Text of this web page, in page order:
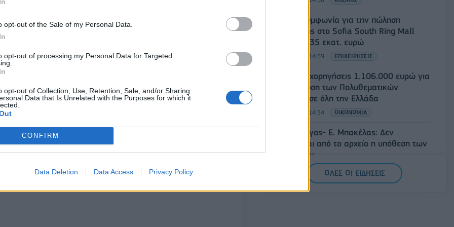
opt-out of the Sale of my Personal Data.
opt-out of processing my Personal Data for Targeted
opt-out of Collection, Use, Retention, Sale, and/or Sharing
Data that Is Unrelated with the Purposes for which it
CONFIRM
Data Deletion Data Access Privacy Policy
Αιγαίου, ο
της nrg να επεκτείνει και να
~97kW και εκπληκτική εμβέλεια έως και 500 km.
ταυτόχρονη φόρτιση τριών οχημάτων, με
τόσο αερόψυκτων όσο και υδρόψυκτων
cables στους επόμενους ταχυφορτιστές
στην αυξανόμενη ζήτηση στο μέλλον.
Fourlis: Συμφωνία για την πώληση
συμμετοχής στο Sofia South Ring Mall
έναντι 49,35 εκατ. ευρώ
07/08/2026 - 14:39 ΕΠΙΧΕΙΡΗΣΕΙΣ
ΥΠΠΟ: Επιχορηγήσεις 1.106.000 ευρώ για
την ενίσχυση των Πολυθεματικών
Φεστιβάλ σε όλη την Ελλάδα
07/08/2026 - 14:34 ΟΙΚΟΝΟΜΙΑ
Άρειος Πάγος- Ε. Μπακέλας: Δεν
ανασύρεται από το αρχείο η υπόθεση των
υποκλοπών
07/08/2026 - 14:11 ΕΛΛΑΔΑ
Σαουδική Αραβία, Τουρκία και Πακιστάν
ΟΛΕΣ ΟΙ ΕΙΔΗΣΕΙΣ